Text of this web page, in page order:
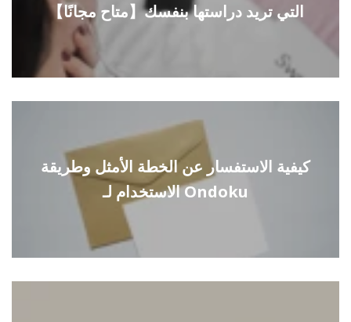
التي تريد دراستها بنفسك【متاح مجانًا】
كيفية الاستفسار عن الخطة الأمثل وطريقة
الاستخدام لـ Ondoku